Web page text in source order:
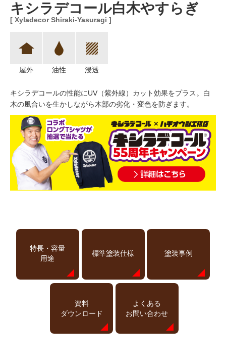
キシラデコール白木やすらぎ
[ Xyladecor Shiraki-Yasuragi ]
屋外 油性 浸透
キシラデコールの性能にUV（紫外線）カット効果をプラス。白
木の風合いを生かしながら木部の劣化・変色を防ぎます。
特長・容量
用途
標準塗装仕様 塗装事例
資料
ダウンロード
よくある
お問い合わせ